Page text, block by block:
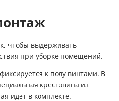
чтобы выдерживать
при уборке помещений.
к полу винтами. В
крестовина из
идет в комплекте.